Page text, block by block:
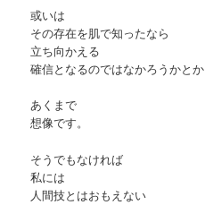
或いは
その存在を肌で知ったなら
立ち向かえる
確信となるのではなかろうかとか
あくまで
想像です。
そうでもなければ
私には
人間技とはおもえない